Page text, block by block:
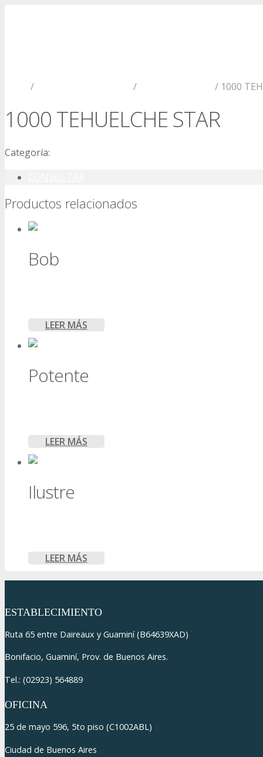
/ / / 1000
1000 TEHUELCHE STAR
Categoría:
Productos relacionados
Bob
LEER MÁS
Potente
LEER MÁS
Ilustre
LEER MÁS
ESTABLECIMIENTO
Ruta 65 entre Daireaux y Guaminí (B64639XAD)
Bonifacio, Guaminí, Prov. de Buenos Aires.
Tel.: (02923) 564889
OFICINA
25 de mayo 596, 5to piso (C1002ABL)
Ciudad de Buenos Aires